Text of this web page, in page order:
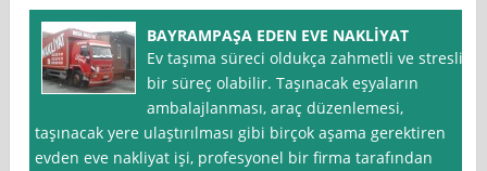
BAYRAMPAŞA EDEN EVE NAKLİYAT
Ev taşıma süreci oldukça zahmetli ve stresli
bir süreç olabilir. Taşınacak eşyaların
ambalajlanması, araç düzenlemesi,
taşınacak yere ulaştırılması gibi birçok aşama gerektiren
evden eve nakliyat işi, profesyonel bir firma tarafından